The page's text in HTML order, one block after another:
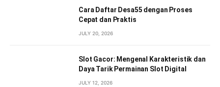
Cara Daftar Desa55 dengan Proses
Cepat dan Praktis
JULY 20, 2026
Slot Gacor: Mengenal Karakteristik dan
Daya Tarik Permainan Slot Digital
JULY 12, 2026